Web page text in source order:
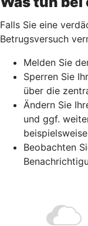
Falls Sie eine
Betrugsversuch
Melden Sie
Sperren Sie
über die
Ändern Sie
und ggf.
Beobachten